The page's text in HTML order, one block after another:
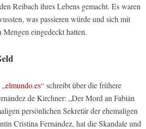
Reibach ihres Lebens gemacht. Es waren
was passieren würde und sich mit
eingedeckt hatten.
elmundo.es“ schreibt über die frühere
de Kirchner: „Der Mord an Fabián
persönlichen Sekretär der ehemaligen
Cristina Fernández, hat die Skandale und